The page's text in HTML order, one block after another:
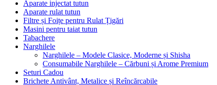
Aparate injectat tutun
Aparate rulat tutun
Filtre și Foițe pentru Rulat Țigări
Masini pentru taiat tutun
Tabachere
Narghilele
Narghilele – Modele Clasice, Moderne și Shisha
Consumabile Narghilele – Cărbuni și Arome Premium
Seturi Cadou
Brichete Antivânt, Metalice și Reîncărcabile